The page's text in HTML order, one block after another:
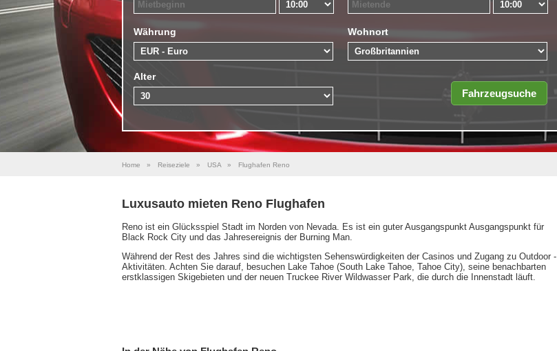
Währung Wohnort
Alter
Home » Reiseziele » USA » Flughafen Reno
Luxusauto mieten Reno Flughafen
Reno ist ein Glücksspiel Stadt im Norden von Nevada. Es ist ein guter Ausgangspunkt Ausgangspunkt für
Black Rock City und das Jahresereignis der Burning Man.
Während der Rest des Jahres sind die wichtigsten Sehenswürdigkeiten der Casinos und Zugang zu Outdoor -
Aktivitäten. Achten Sie darauf, besuchen Lake Tahoe (South Lake Tahoe, Tahoe City), seine benachbarten
erstklassigen Skigebieten und der neuen Truckee River Wildwasser Park, die durch die Innenstadt läuft.